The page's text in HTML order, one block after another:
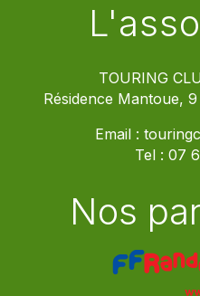
TOURING
Résidence Mantoue, 9
Email :
Tel : 07
Nos